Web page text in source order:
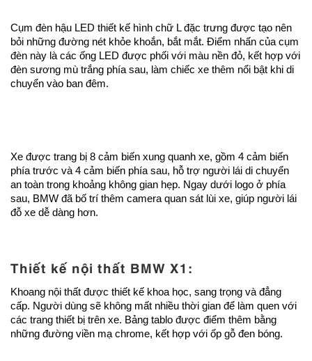
Cụm đèn hậu LED thiết kế hình chữ L đặc trưng được tạo nên
bỏi những đường nét khỏe khoắn, bắt mắt. Điểm nhấn của cụm
đèn này là các ống LED được phối với màu nền đỏ, kết hợp với
đèn sương mù trắng phía sau, làm chiếc xe thêm nổi bật khi di
chuyển vào ban đêm.
Xe được trang bị 8 cảm biến xung quanh xe, gồm 4 cảm biến
phía trước và 4 cảm biến phía sau, hỗ trợ người lái di chuyển
an toàn trong khoảng không gian hẹp. Ngay dưới logo ở phía
sau, BMW đã bố trí thêm camera quan sát lùi xe, giúp người lái
đỗ xe dễ dàng hơn.
Thiết kế nội thất BMW X1:
Khoang nội thất được thiết kế khoa học, sang trọng và đẳng
cấp. Người dùng sẽ không mất nhiều thời gian để làm quen với
các trang thiết bị trên xe. Bảng tablo được điểm thêm bằng
những đường viền mạ chrome, kết hợp với ốp gỗ đen bóng.